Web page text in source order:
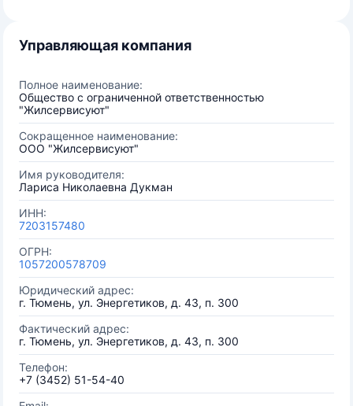
Управляющая компания
Полное наименование:
Общество с ограниченной ответственностью
"Жилсервисуют"
Сокращенное наименование:
ООО "Жилсервисуют"
Имя руководителя:
Лариса Николаевна Дукман
ИНН:
7203157480
ОГРН:
1057200578709
Юридический адрес:
г. Тюмень, ул. Энергетиков, д. 43, п. 300
Фактический адрес:
г. Тюмень, ул. Энергетиков, д. 43, п. 300
Телефон:
+7 (3452) 51-54-40